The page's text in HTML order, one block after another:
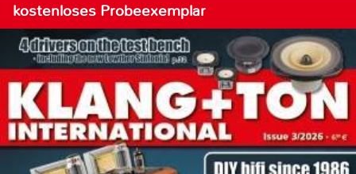
kostenloses Probeexemplar